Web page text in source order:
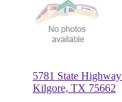
5781 State Highway
Kilgore, TX 75662